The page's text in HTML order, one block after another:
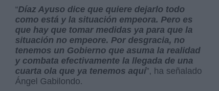
“Díaz Ayuso dice que quiere dejarlo todo
como está y la situación empeora. Pero es
que hay que tomar medidas ya para que la
situación no empeore. Por desgracia, no
tenemos un Gobierno que asuma la realidad
y combata efectivamente la llegada de una
cuarta ola que ya tenemos aquí”, ha señalado
Ángel Gabilondo.